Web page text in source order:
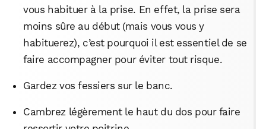
vous habituer à la prise. En effet, la prise sera
moins sûre au début (mais vous vous y
habituerez), c’est pourquoi il est essentiel de se
faire accompagner pour éviter tout risque.
Gardez vos fessiers sur le banc.
Cambrez légèrement le haut du dos pour faire